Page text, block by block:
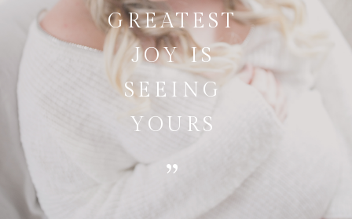
GREATEST
JOY IS
SEEING
YOURS
“